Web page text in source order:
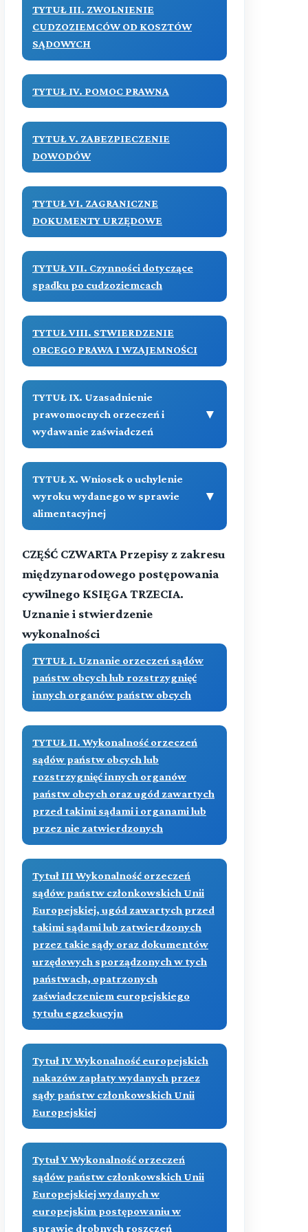
Przeczytaj zawartość działu
Przeczytaj zawartość działu
TYTUŁ III. ZWOLNIENIE
CUDZOZIEMCÓW OD KOSZTÓW
SĄDOWYCH
TYTUŁ IV. POMOC PRAWNA
TYTUŁ V. ZABEZPIECZENIE
DOWODÓW
TYTUŁ VI. ZAGRANICZNE
DOKUMENTY URZĘDOWE
TYTUŁ VII. Czynności dotyczące
spadku po cudzoziemcach
TYTUŁ VIII. STWIERDZENIE
OBCEGO PRAWA I WZAJEMNOŚCI
TYTUŁ IX. Uzasadnienie
prawomocnych orzeczeń i
wydawanie zaświadczeń
▼
(art. - )
Przeczytaj zawartość działu
TYTUŁ X. Wniosek o uchylenie
wyroku wydanego w sprawie
alimentacyjnej
▼
(art. 1144[2]-1144[2])
Treść
Przeczytaj zawartość działu
CZĘŚĆ CZWARTA Przepisy z zakresu
międzynarodowego postępowania
cywilnego KSIĘGA TRZECIA.
Uznanie i stwierdzenie
wykonalności
TYTUŁ I. Uznanie orzeczeń sądów
państw obcych lub rozstrzygnięć
innych organów państw obcych
TYTUŁ II. Wykonalność orzeczeń
sądów państw obcych lub
rozstrzygnięć innych organów
państw obcych oraz ugód zawartych
przed takimi sądami i organami lub
przez nie zatwierdzonych
Tytuł III Wykonalność orzeczeń
sądów państw członkowskich Unii
Europejskiej, ugód zawartych przed
takimi sądami lub zatwierdzonych
przez takie sądy oraz dokumentów
urzędowych sporządzonych w tych
państwach, opatrzonych
zaświadczeniem europejskiego
tytułu egzekucyjn
Tytuł IV Wykonalność europejskich
nakazów zapłaty wydanych przez
sądy państw członkowskich Unii
Europejskiej
Tytuł V Wykonalność orzeczeń
sądów państw członkowskich Unii
Europejskiej wydanych w
europejskim postępowaniu w
sprawie drobnych roszczeń